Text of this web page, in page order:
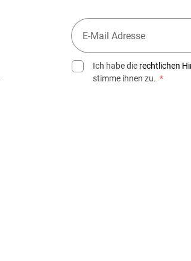
Ich habe die rechtlichen
stimme ihnen zu. *